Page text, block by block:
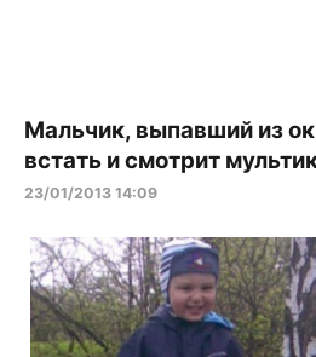
Мальчик, выпавший из
встать и смотрит
23/01/2013 14:09